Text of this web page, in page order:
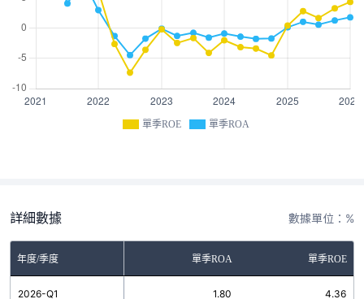
單季ROE 單季ROA
詳細數據 數據單位：%
年度/季度 單季ROA 單季ROE
2026-Q1 1.80 4.36